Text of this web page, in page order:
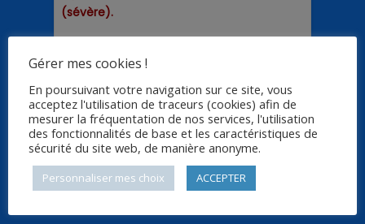
Gérer mes cookies !
En poursuivant votre navigation sur ce site, vous
acceptez l'utilisation de traceurs (cookies) afin de
mesurer la fréquentation de nos services, l'utilisation
des fonctionnalités de base et les caractéristiques de
sécurité du site web, de manière anonyme.
Personnaliser mes choix ACCEPTER